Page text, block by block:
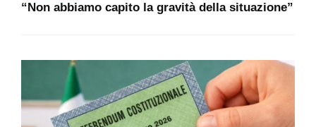
“Non abbiamo capito la gravità della situazione”